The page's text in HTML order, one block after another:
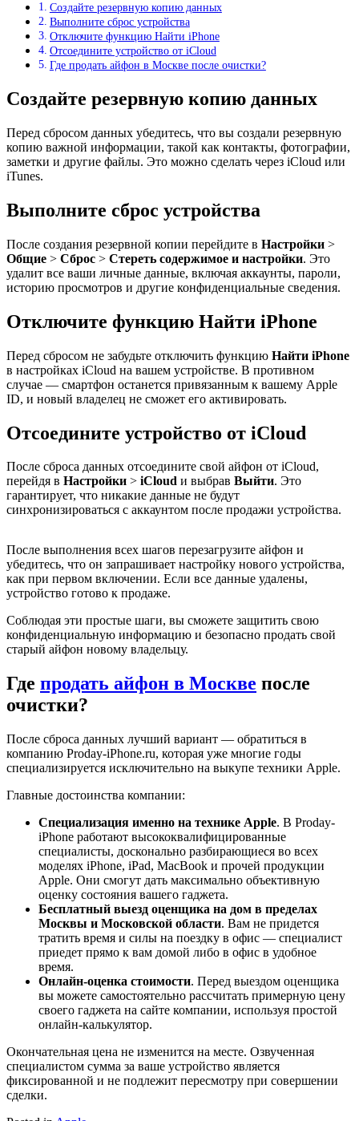
Создайте резервную копию данных
Выполните сброс устройства
Отключите функцию Найти iPhone
Отсоедините устройство от iCloud
Где продать айфон в Москве после очистки?
Создайте резервную копию данных
Перед сбросом данных убедитесь, что вы создали резервную
копию важной информации, такой как контакты, фотографии,
заметки и другие файлы. Это можно сделать через iCloud или
iTunes.
Выполните сброс устройства
После создания резервной копии перейдите в Настройки >
Общие > Сброс > Стереть содержимое и настройки. Это
удалит все ваши личные данные, включая аккаунты, пароли,
историю просмотров и другие конфиденциальные сведения.
Отключите функцию Найти iPhone
Перед сбросом не забудьте отключить функцию Найти iPhone
в настройках iCloud на вашем устройстве. В противном
случае — смартфон останется привязанным к вашему Apple
ID, и новый владелец не сможет его активировать.
Отсоедините устройство от iCloud
После сброса данных отсоедините свой айфон от iCloud,
перейдя в Настройки > iCloud и выбрав Выйти. Это
гарантирует, что никакие данные не будут
синхронизироваться с аккаунтом после продажи устройства.
После выполнения всех шагов перезагрузите айфон и
убедитесь, что он запрашивает настройку нового устройства,
как при первом включении. Если все данные удалены,
устройство готово к продаже.
Соблюдая эти простые шаги, вы сможете защитить свою
конфиденциальную информацию и безопасно продать свой
старый айфон новому владельцу.
Где продать айфон в Москве после
очистки?
После сброса данных лучший вариант — обратиться в
компанию Proday-iPhone.ru, которая уже многие годы
специализируется исключительно на выкупе техники Apple.
Главные достоинства компании:
Специализация именно на технике Apple. В Proday-
iPhone работают высококвалифицированные
специалисты, досконально разбирающиеся во всех
моделях iPhone, iPad, MacBook и прочей продукции
Apple. Они смогут дать максимально объективную
оценку состояния вашего гаджета.
Бесплатный выезд оценщика на дом в пределах
Москвы и Московской области. Вам не придется
тратить время и силы на поездку в офис — специалист
приедет прямо к вам домой либо в офис в удобное
время.
Онлайн-оценка стоимости. Перед выездом оценщика
вы можете самостоятельно рассчитать примерную цену
своего гаджета на сайте компании, используя простой
онлайн-калькулятор.
Окончательная цена не изменится на месте. Озвученная
специалистом сумма за ваше устройство является
фиксированной и не подлежит пересмотру при совершении
сделки.